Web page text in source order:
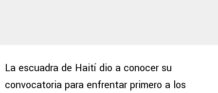
La escuadra de Haití dio a conocer su
convocatoria para enfrentar primero a los